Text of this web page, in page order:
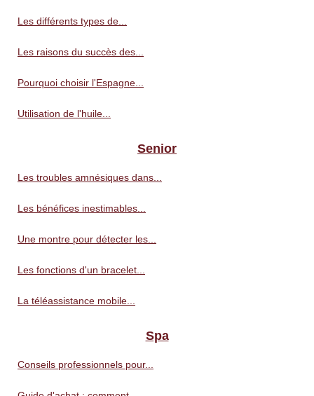
Les différents types de...
Les raisons du succès des...
Pourquoi choisir l'Espagne...
Utilisation de l'huile...
Senior
Les troubles amnésiques dans...
Les bénéfices inestimables...
Une montre pour détecter les...
Les fonctions d'un bracelet...
La téléassistance mobile...
Spa
Conseils professionnels pour...